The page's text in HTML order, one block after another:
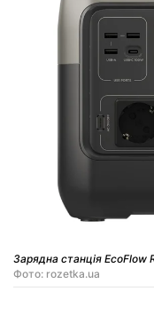
Зарядна станція EcoFlow
Фото: rozetka.ua